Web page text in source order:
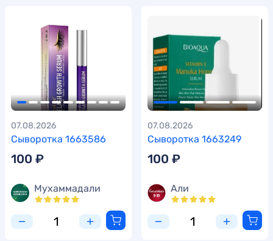
Сыворотка 1663586
07.08.2026
100 ₽
Мухаммадали
Сыворотка 1663249
07.08.2026
100 ₽
Али